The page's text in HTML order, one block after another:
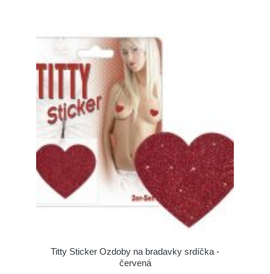
Titty Sticker Ozdoby na bradavky srdíčka -
červená